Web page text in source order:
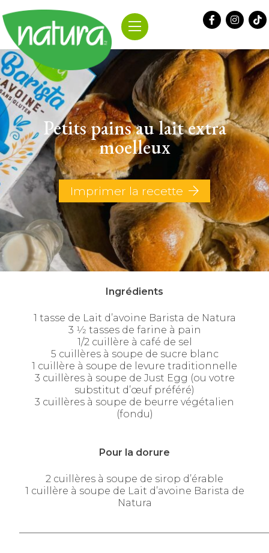
to
content
Petits pains au lait extra
moelleux
Imprimer la recette
Ingrédients
1 tasse de Lait d’avoine Barista de Natura
3 1⁄2 tasses de farine à pain
1/2 cuillère à café de sel
5 cuillères à soupe de sucre blanc
1 cuillère à soupe de levure traditionnelle
3 cuillères à soupe de Just Egg (ou votre
substitut d’œuf préféré)
3 cuillères à soupe de beurre végétalien
(fondu)
Pour la dorure
2 cuillères à soupe de sirop d’érable
1 cuillère à soupe de Lait d’avoine Barista de
Natura